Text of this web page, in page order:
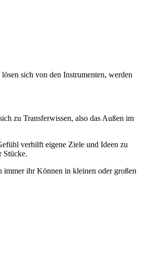
sich von den Instrumenten, werden
zu Transferwissen, also das Außen im
verhilft eigene Ziele und Ideen zu
Stücke.
immer ihr Können in kleinen oder großen